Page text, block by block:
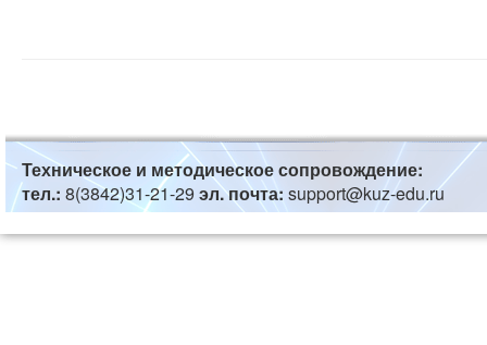
Техническое и методическое сопровождение:
тел.: 8(3842)31-21-29 эл. почта: support@kuz-edu.ru